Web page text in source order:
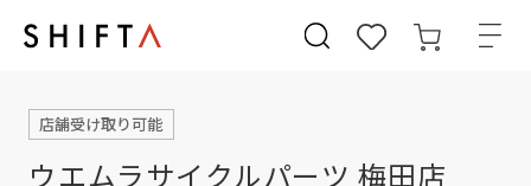
店舗受け取り可能
ウエムラサイクルパーツ 梅田店